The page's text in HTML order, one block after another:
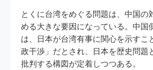
とくに台湾をめぐる問題は、中国の
める大きな要因になっている。中国
は、日本が台湾有事に関心を示すこ
政干渉」だとされ、日本を歴史問題
批判する構図が定着しつつある。